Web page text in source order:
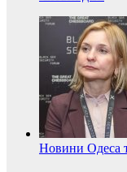
Новини Одеса